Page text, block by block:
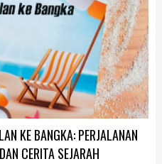
KE BANGKA: PERJALANAN
CERITA SEJARAH